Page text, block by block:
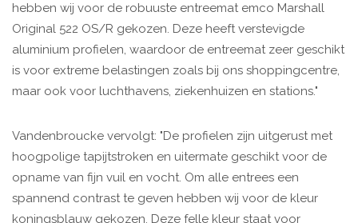
hebben wij voor de robuuste entreemat emco Marshall
Original 522 OS/R gekozen. Deze heeft verstevigde
aluminium profielen, waardoor de entreemat zeer geschikt
is voor extreme belastingen zoals bij ons shoppingcentre,
maar ook voor luchthavens, ziekenhuizen en stations."
Vandenbroucke vervolgt: "De profielen zijn uitgerust met
hoogpolige tapijtstroken en uitermate geschikt voor de
opname van fijn vuil en vocht. Om alle entrees een
spannend contrast te geven hebben wij voor de kleur
koningsblauw gekozen. Deze felle kleur staat voor